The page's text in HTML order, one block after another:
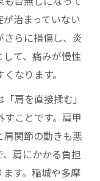
治まっていない
さらに損傷し、炎
て、痛みが慢性
なります。
肩を直接揉む」
ことです。肩甲
肩関節の動きも悪
肩にかかる負担
す。稲城や多摩